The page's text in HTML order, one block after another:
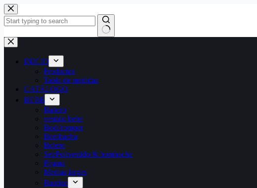
Skip
to
content
No
results
INICIO
Productos
Tabla de medidas
CATÁLOGO
BEBE
Babero
vestido bebe
Bodi/romper
Bombacha
Bolero
Set/Polivestido & bombacha
Pijama
Medias largas
Bautizo